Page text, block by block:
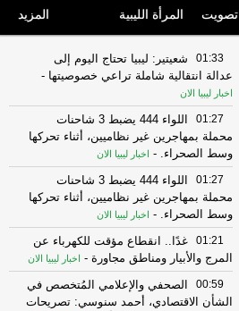
تصويت المرأة الليبية المزيد
01:33
شعيتير: ليبيا تحتاج اليوم إلى
عدالة انتقالية شاملة تراعي خصوصيتها -
اخبار ليبيا الان
01:27
اللواء 444 يضبط 3 شاحنات
محملة بمهاجرين غير نظاميين، أثناء تحركها
وسط الصحراء. - اخبار ليبيا الان
01:27
اللواء 444 يضبط 3 شاحنات
محملة بمهاجرين غير نظاميين، أثناء تحركها
وسط الصحراء. - اخبار ليبيا الان
01:21
غدًا.. انقطاع مؤقت للكهرباء عن
المرج والأبيار ومناطق مجاورة - اخبار ليبيا الان
00:59
الصحفي والإعلامي المُتخصص في
الشأن الاقتصادي، أحمد سنوسي: تصريحات